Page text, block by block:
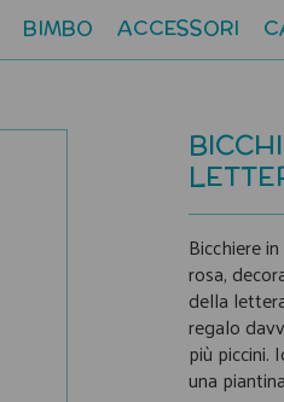
BIMBO ACCESSORI
Bicchiere
rosa,
della
regalo
più piccini.
una